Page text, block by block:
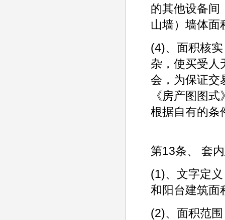
的其他设备间
山墙）墙体面
(4)、面积核
杂，使买受人
会，为保证交
《房产图图
根据自有的条
第13条、 套
(1)、文字定
和阳台建筑面
(2)、面积范